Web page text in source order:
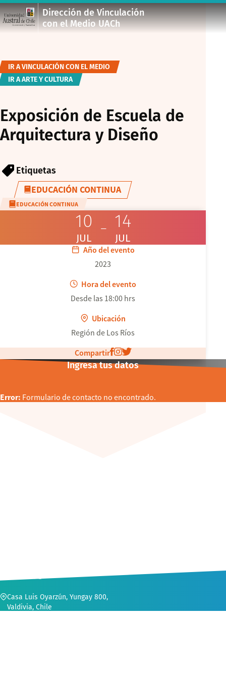
Dirección de Vinculación
con el Medio UACh
IR A VINCULACIÓN CON EL MEDIO
IR A ARTE Y CULTURA
Exposición de Escuela de
Arquitectura y Diseño
Etiquetas
EDUCACIÓN CONTINUA
EDUCACIÓN CONTINUA
10
JUL
14
JUL
Año del evento
2023
Hora del evento
Desde las 18:00 hrs
Ubicación
Región de Los Ríos
Compartir
Ingresa tus datos
Error: Formulario de contacto no encontrado.
CONTACTO
Casa Luis Oyarzún, Yungay 800,
Valdivia, Chile